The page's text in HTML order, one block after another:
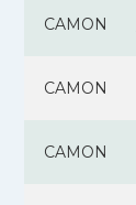
CAMON
CAMON
CAMON